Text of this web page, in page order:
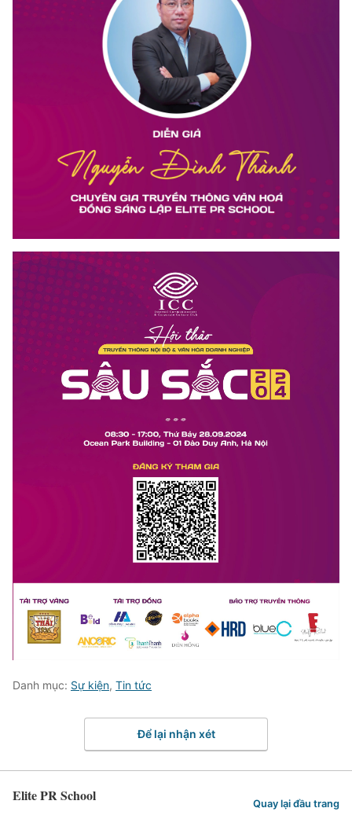
Danh mục: Sự kiện, Tin tức
Để lại nhận xét
Elite PR School Quay lại đầu trang